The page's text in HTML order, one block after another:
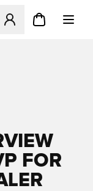
en Modal til at
FOR